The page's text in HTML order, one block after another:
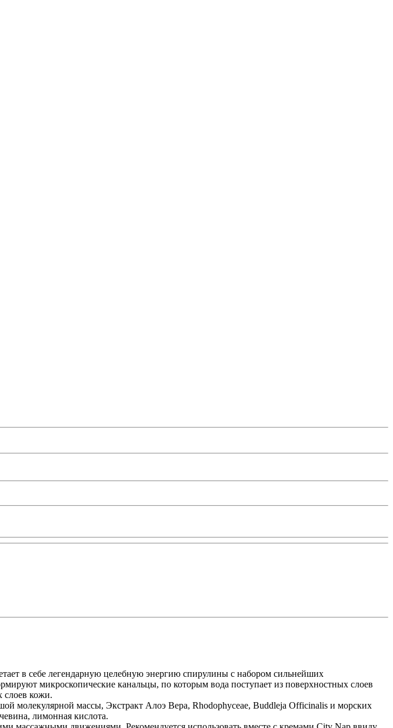
в себе легендарную целебную энергию спирулины с набором сильнейших
микроскопические канальцы, по которым вода поступает из поверхностных слоев
слоев кожи.
молекулярной массы, Экстракт Алоэ Вера, Rhodophyceae, Buddleja Officinalis и морских
лимонная кислота.